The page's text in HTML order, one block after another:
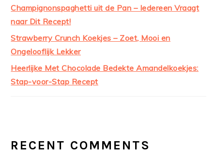
Champignonspaghetti uit de Pan – Iedereen Vraagt
naar Dit Recept!
Strawberry Crunch Koekjes – Zoet, Mooi en
Ongelooflijk Lekker
Heerlijke Met Chocolade Bedekte Amandelkoekjes:
Stap-voor-Stap Recept
RECENT COMMENTS